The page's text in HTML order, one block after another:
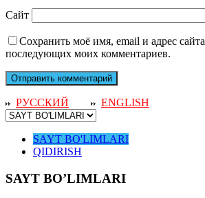
Сайт
Сохранить моё имя, email и адрес
последующих моих комментариев.
РУССКИЙ ENGLISH
SAYT BO'LIMLARI
QIDIRISH
SAYT BO’LIMLARI